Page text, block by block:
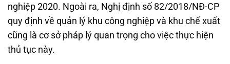
nghiệp 2020. Ngoài ra, Nghị định số 82/2018/NĐ-CP
quy định về quản lý khu công nghiệp và khu chế xuất
cũng là cơ sở pháp lý quan trọng cho việc thực hiện
thủ tục này.